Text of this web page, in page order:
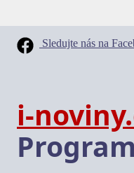
Sledujte nás na
i-